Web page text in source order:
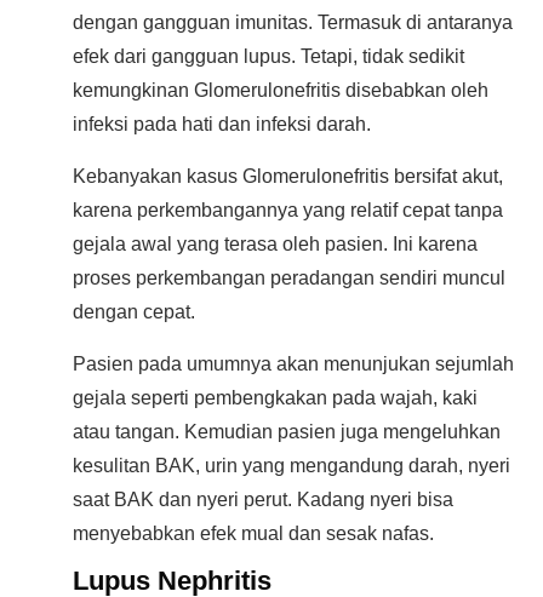
dengan gangguan imunitas. Termasuk di antaranya
efek dari gangguan lupus. Tetapi, tidak sedikit
kemungkinan Glomerulonefritis disebabkan oleh
infeksi pada hati dan infeksi darah.
Kebanyakan kasus Glomerulonefritis bersifat akut,
karena perkembangannya yang relatif cepat tanpa
gejala awal yang terasa oleh pasien. Ini karena
proses perkembangan peradangan sendiri muncul
dengan cepat.
Pasien pada umumnya akan menunjukan sejumlah
gejala seperti pembengkakan pada wajah, kaki
atau tangan. Kemudian pasien juga mengeluhkan
kesulitan BAK, urin yang mengandung darah, nyeri
saat BAK dan nyeri perut. Kadang nyeri bisa
menyebabkan efek mual dan sesak nafas.
Lupus Nephritis